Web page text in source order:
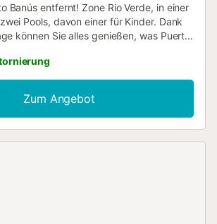
Banús entfernt! Zone Rio Verde, in einer
Pools, davon einer für Kinder. Dank
können Sie alles genießen, was Puerto
Restaurants sowie Luxus-Shopping und
wurde komplett renoviert, in
und komfortablen Stil. Es verfügt über ein
Duschbad und eine schöne, komplett
offene Küche. Die Wohnanlage befindet
Zum Angebot